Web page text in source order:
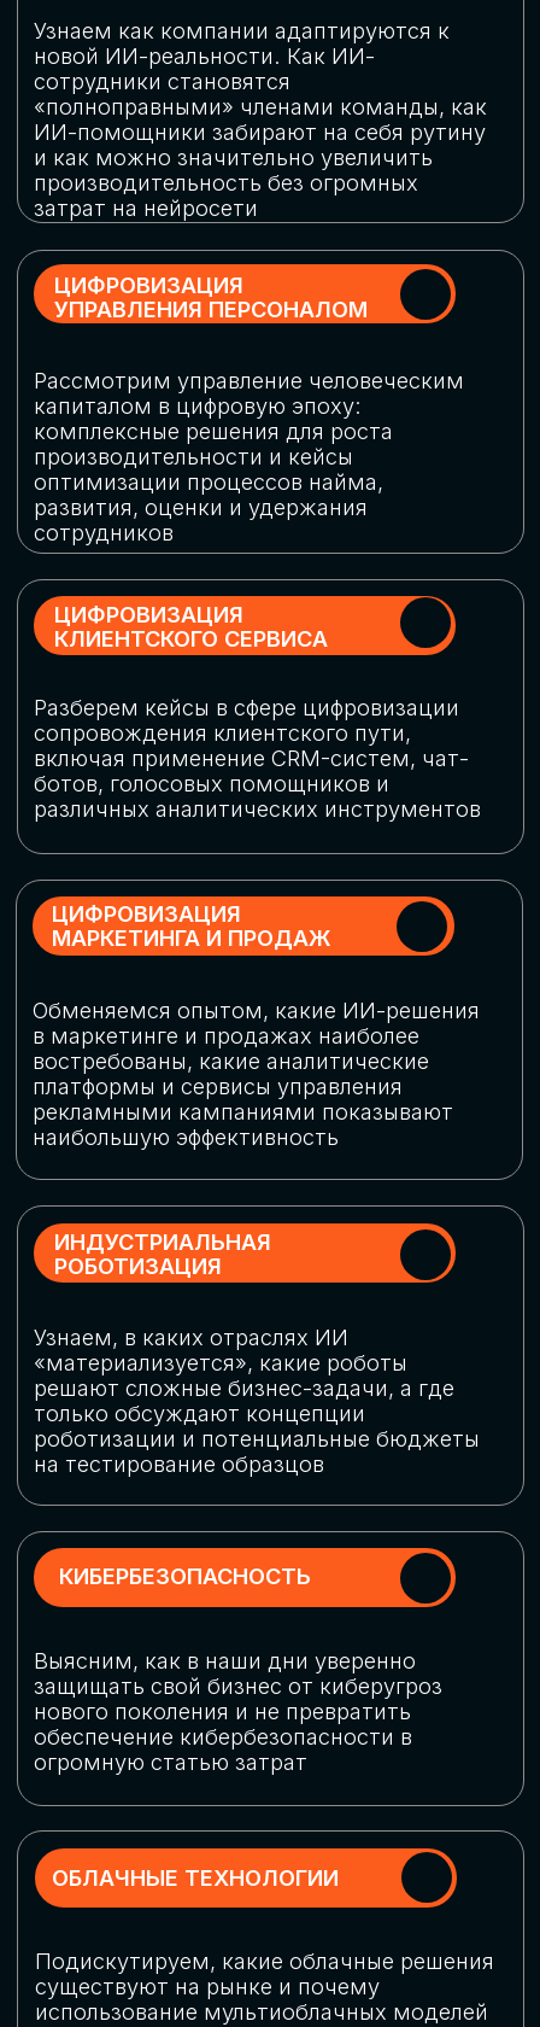
огромную статью затрат
ОБЛАЧНЫЕ ТЕХНОЛОГИИ
Подискутируем, какие облачные решения
существуют на рынке и почему
использование мультиоблачных моделей
не только снижает затраты, но и
«пересборки» бизнес-моделей
СКАЧАТЬ
ПРОГРАММУ
КОНФЕРЕНЦИИ
Оставьте заявку, мы направим вам
программу конференции
СКАЧАТЬ ПРОГРАММУ
СПИКЕРЫ
СТАТЬ СПИКЕРОМ
В конференции участвовали более 120 спикеров